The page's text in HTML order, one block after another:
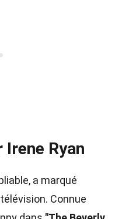
Ryan
a marqué
Connue